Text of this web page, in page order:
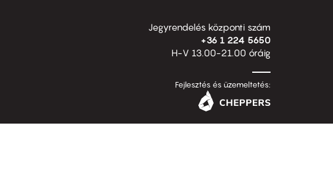
Jegyrendelés központi szám
+36 1 224 5650
H-V 13.00-21.00 óráig
Fejlesztés és üzemeltetés: